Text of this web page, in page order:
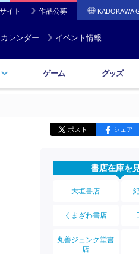
イト 作品公募 KADOKAWA
レンダー イベント情報
ゲーム グッズ
ポスト シェア
書店在庫を
大垣書店
くまざわ書店
丸善ジュンク堂書
店